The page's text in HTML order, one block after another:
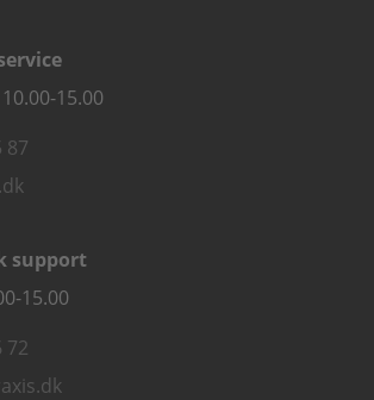
15.00
87
support
15.00
72